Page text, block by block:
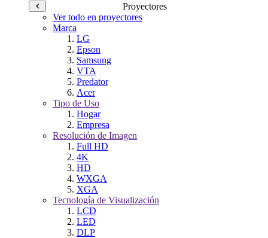
Proyectores
Ver todo en proyectores
Marca
LG
Epson
Samsung
VTA
Predator
Acer
Tipo de Uso
Hogar
Empresa
Resolución de Imagen
Full HD
4K
HD
WXGA
XGA
Tecnología de Visualización
LCD
LED
DLP